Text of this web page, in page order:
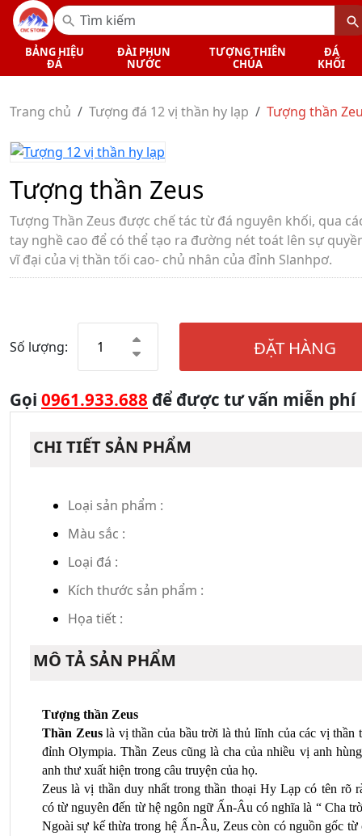
BẢNG HIỆU
ĐÁ
ĐÀI PHUN
NƯỚC
TƯỢNG THIÊN
CHÚA
ĐÁ
KHỐI
Trang chủ Tượng đá 12 vị thần hy lạp Tượng thần
Tượng thần Zeus
Tượng Thần Zeus được chế tác từ đá nguyên khối, qua
tay nghề cao để có thể tạo ra đường nét toát lên sự
vĩ đại của vị thần tối cao- chủ nhân của đỉnh Slanhpơ.
Số lượng: ĐẶT HÀNG
Gọi 0961.933.688 để được tư vấn miễn phí
CHI TIẾT SẢN PHẨM
Loại sản phẩm :
Màu sắc :
Loại đá :
Kích thước sản phẩm :
Họa tiết :
MÔ TẢ SẢN PHẨM
Tượng thần Zeus
Thần Zeus là vị thần của bầu trời là thủ lĩnh của các vị thần
đỉnh Olympia. Thần Zeus cũng là cha của nhiều vị anh
anh thư xuất hiện trong câu truyện của họ.
Zeus là vị thần duy nhất trong thần thoại Hy Lạp có tên rõ
có từ nguyên đến từ hệ ngôn ngữ Ấn-Âu có nghĩa là “ Cha
Ngoài sự kế thừa trong hệ Ấn-Âu, Zeus còn có nguồn gốc từ